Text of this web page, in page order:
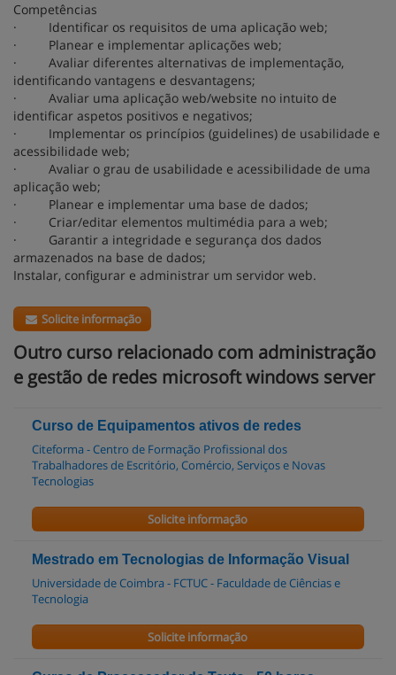
Competências
· Identificar os requisitos de uma aplicação web;
· Planear e implementar aplicações web;
· Avaliar diferentes alternativas de implementação,
identificando vantagens e desvantagens;
· Avaliar uma aplicação web/website no intuito de
identificar aspetos positivos e negativos;
· Implementar os princípios (guidelines) de usabilidade e
acessibilidade web;
· Avaliar o grau de usabilidade e acessibilidade de uma
aplicação web;
· Planear e implementar uma base de dados;
· Criar/editar elementos multimédia para a web;
· Garantir a integridade e segurança dos dados
armazenados na base de dados;
Instalar, configurar e administrar um servidor web.
Solicite informação
Outro curso relacionado com administração
e gestão de redes microsoft windows server
Curso de Equipamentos ativos de redes
Citeforma - Centro de Formação Profissional dos
Trabalhadores de Escritório, Comércio, Serviços e Novas
Tecnologias
Solicite informação
Mestrado em Tecnologias de Informação Visual
Universidade de Coimbra - FCTUC - Faculdade de Ciências e
Tecnologia
Solicite informação